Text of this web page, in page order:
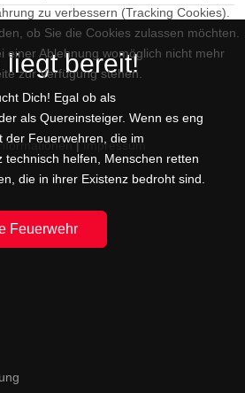
bereit!
Dich! Egal ob als
als Quereinsteiger. Wenn es eng
der Feuerwehren, die im
technisch helfen, Menschen retten
die in ihrer Existenz bedroht sind.
Feuerwehr
zu verbessern (Tracking Cookies).
ob Sie die Cookies zulassen möchten.
einer Ablehnung womöglich nicht mehr
zur Verfügung stehen.
|Impressum